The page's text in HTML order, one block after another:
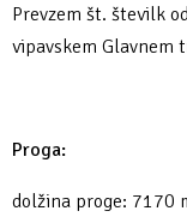
Prevzem št. številk
vipavskem Glavnem
Proga:
dolžina proge: 7170